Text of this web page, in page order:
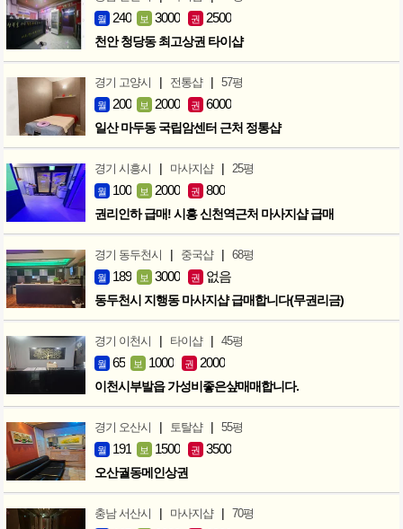
월 240 보 3000 권 2500
천안 청당동 최고상권 타이샵
경기 고양시 | 전통샵 | 57평
월 200 보 2000 권 6000
일산 마두동 국립암센터 근처 정통샵
경기 시흥시 | 마사지샵 | 25평
월 100 보 2000 권 800
권리인하 급매! 시흥 신천역근처 마사지샵 급매
경기 동두천시 | 중국샵 | 68평
월 189 보 3000 권 없음
동두천시 지행동 마사지샵 급매합니다(무권리금)
경기 이천시 | 타이샵 | 45평
월 65 보 1000 권 2000
이천시부발읍 가성비좋은샾매매합니다.
경기 오산시 | 토탈샵 | 55평
월 191 보 1500 권 3500
오산궐동메인상권
충남 서산시 | 마사지샵 | 70평